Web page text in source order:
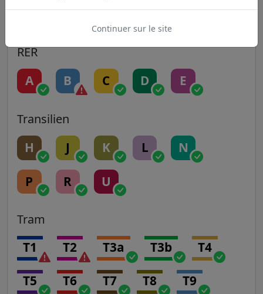
14
RER
A B C D E
Transilien
H J K L N
P R U
Tram
T1 T2 T3a T3b T4
T5 T6 T7 T8 T9
Continuer sur le site